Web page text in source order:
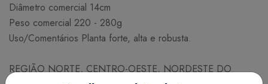
Diâmetro comercial 14cm
Peso comercial 220 - 280g
Uso/Comentários Planta forte, alta e robusta.
REGIÃO NORTE, CENTRO-OESTE, NORDESTE DO